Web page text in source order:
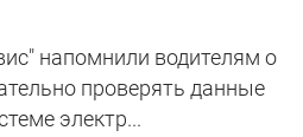
напомнили водителям о
проверять данные
электр...